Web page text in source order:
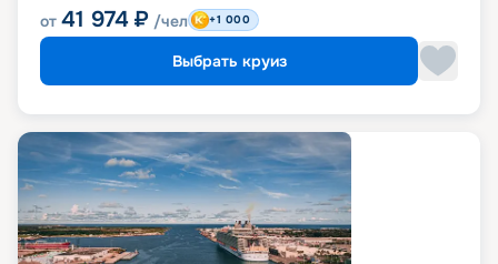
от 41 974 ₽ /чел +1 000
Выбрать круиз